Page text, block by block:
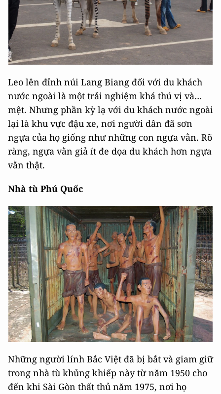
Leo lên đỉnh núi Lang Biang đối với du khách
nước ngoài là một trải nghiệm khá thú vị và…
mệt. Nhưng phần kỳ lạ với du khách nước ngoài
lại là khu vực đậu xe, nơi người dân đã sơn
ngựa của họ giống như những con ngựa vằn. Rõ
ràng, ngựa vằn giả ít đe dọa du khách hơn ngựa
vằn thật.
Nhà tù Phú Quốc
Những người lính Bắc Việt đã bị bắt và giam giữ
trong nhà tù khủng khiếp này từ năm 1950 cho
đến khi Sài Gòn thất thủ năm 1975, nơi họ